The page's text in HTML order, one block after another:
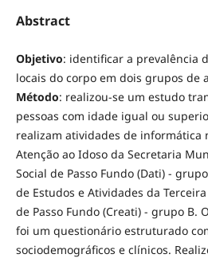
Abstract
Objetivo: identificar a prevalência
locais do corpo em dois grupos de
Método: realizou-se um estudo
pessoas com idade igual ou
realizam atividades de informática
Atenção ao Idoso da Secretaria
Social de Passo Fundo (Dati) -
de Estudos e Atividades da
de Passo Fundo (Creati) - grupo B.
foi um questionário estruturado
sociodemográficos e clínicos.